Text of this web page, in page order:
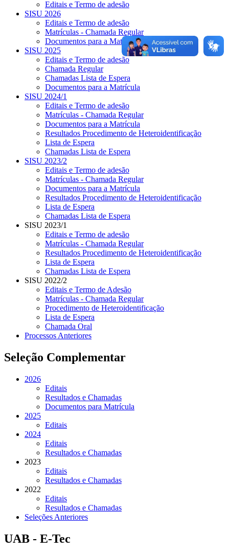
Editais e Termo de adesão
SISU 2026
Editais e Termo de adesão
Matrículas - Chamada Regular
Documentos para a Matrícula
SISU 2025
Editais e Termo de adesão
Chamada Regular
Chamadas Lista de Espera
Documentos para a Matrícula
SISU 2024/1
Editais e Termo de adesão
Matrículas - Chamada Regular
Documentos para a Matrícula
Resultados Procedimento de Heteroidentificação
Lista de Espera
Chamadas Lista de Espera
SISU 2023/2
Editais e Termo de adesão
Matrículas - Chamada Regular
Documentos para a Matrícula
Resultados Procedimento de Heteroidentificação
Lista de Espera
Chamadas Lista de Espera
SISU 2023/1
Editais e Termo de adesão
Matrículas - Chamada Regular
Resultados Procedimento de Heteroidentificação
Lista de Espera
Chamadas Lista de Espera
SISU 2022/2
Editais e Termo de Adesão
Matrículas - Chamada Regular
Procedimento de Heteroidentificação
Lista de Espera
Chamada Oral
Processos Anteriores
Seleção Complementar
2026
Editais
Resultados e Chamadas
Documentos para Matrícula
2025
Editais
2024
Editais
Resultados e Chamadas
2023
Editais
Resultados e Chamadas
2022
Editais
Resultados e Chamadas
Seleções Anteriores
UAB - E-Tec